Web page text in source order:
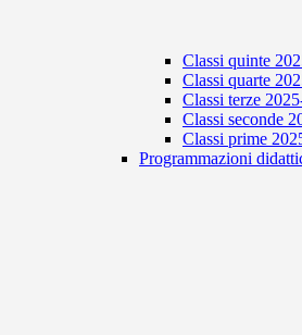
Classi quinte
Classi quarte
Classi terze
Classi seconde
Classi prime
Programmazioni